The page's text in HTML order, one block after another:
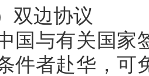
边协议
与有关国家
件者赴华，可